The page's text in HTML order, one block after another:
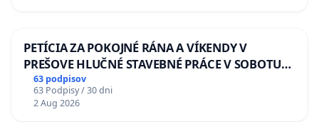
PETÍCIA ZA POKOJNÉ RÁNA A VÍKENDY V
PREŠOVE HLUČNÉ STAVEBNÉ PRÁCE V SOBOTU
LEN OD 9.00 DO 13.00 HOD., CEZ PRACOVNÝ
TÝŽDEŇ CIEĽ 8.00 – 18.00 HOD. A PRAVIDELNÁ
KONTROLA STAVBY C-AREA NA
63 podpisov
63 Podpisy / 30 dni
2 Aug 2026